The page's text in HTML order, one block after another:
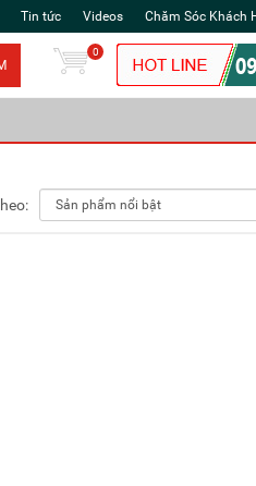
Tin tức Videos Chăm Sóc Khách
0